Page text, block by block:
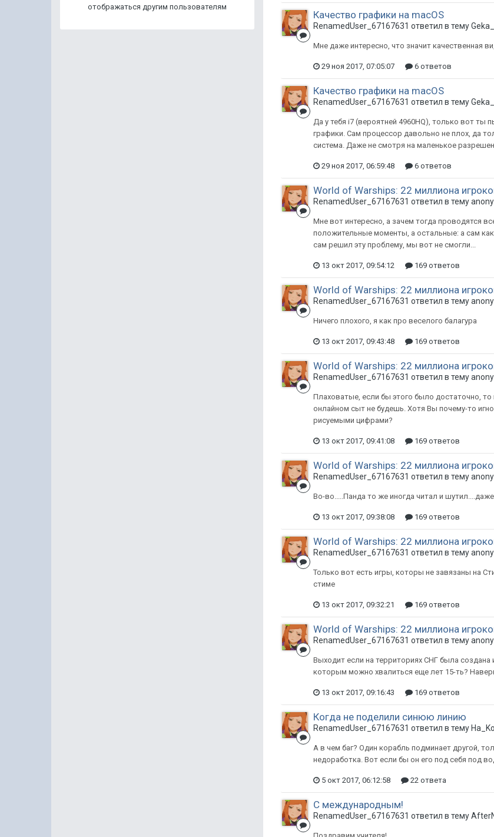
отображаться другим пользователям
Качество графики на macOS
RenamedUser_67167631 ответил в тему
Мне даже интересно, что значит качественная
29 ноя 2017, 07:05:07 6 ответов
Качество графики на macOS
RenamedUser_67167631 ответил в тему
Да у тебя i7 (вероятней 4960HQ), только вот ты
графики. Сам процессор давольно не плох, да
система. Даже не смотря на маленькое
29 ноя 2017, 06:59:48 6 ответов
World of Warships: 22 миллиона
RenamedUser_67167631 ответил в тему
Мне вот интересно, а зачем тогда проводятся
положительные моменты, а остальные: а сам
сам решил эту проблему, мы вот не смогли...
13 окт 2017, 09:54:12 169 ответов
World of Warships: 22 миллиона
RenamedUser_67167631 ответил в тему
Ничего плохого, я как про веселого балагура
13 окт 2017, 09:43:48 169 ответов
World of Warships: 22 миллиона
RenamedUser_67167631 ответил в тему
Плаховатые, если бы этого было достаточно,
онлайном сыт не будешь. Хотя Вы почему-то
рисуемыми цифрами?
13 окт 2017, 09:41:08 169 ответов
World of Warships: 22 миллиона
RenamedUser_67167631 ответил в тему
Во-во.....Панда то же иногда читал и
13 окт 2017, 09:38:08 169 ответов
World of Warships: 22 миллиона
RenamedUser_67167631 ответил в тему
Только вот есть игры, которы не завязаны на
стиме
13 окт 2017, 09:32:21 169 ответов
World of Warships: 22 миллиона
RenamedUser_67167631 ответил в тему
Выходит если на территориях СНГ была
которым можно хвалиться еще лет 15-ть?
13 окт 2017, 09:16:43 169 ответов
Когда не поделили синюю линию
RenamedUser_67167631 ответил в тему
А в чем баг? Один корабль подминает другой,
недоработка. Вот если бы он его под себя под
5 окт 2017, 06:12:58 22 ответа
C международным!
RenamedUser_67167631 ответил в тему